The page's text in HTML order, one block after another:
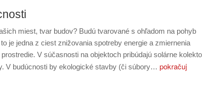
miest, tvar budov? Budú tvarované s ohľadom na pohyb
je jedna z ciest znižovania spotreby energie a zmiernenia
V súčasnosti na objektoch pribúdajú solárne
V budúcnosti by ekologické stavby (či súbory… pokračuj